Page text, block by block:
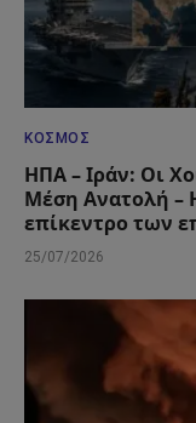
ΚΌΣΜΟΣ
ΗΠΑ – Ιράν: Οι
Μέση Ανατολή –
επίκεντρο των
25/07/2026